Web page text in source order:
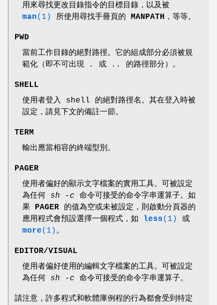
用來尋找更改目錄指令的目標目錄，以及被
man(1) 所使用尋找手冊頁的 MANPATH ，等等。
PWD
當前工作目錄的絕對路徑。它的組成部分必須被規
範化（即不可出現
. 或 .. 的路徑部分）。
SHELL
使用者登入 shell 的絕對路徑名。其在登入時被
設定，請見下文的備註一節。
TERM
輸出應當相容的終端型別。
PAGER
使用者偏好的顯示文字檔案的實用工具。可被設定
為任何 sh -c 命令可接受的命令字串運算子。如
果
PAGER 的值為空或未被設定，則啟動分頁器的
應用程式會預設選擇一個程式，如 less(1)
或
more(1) 。
EDITOR/VISUAL
使用者偏好使用的編輯文字檔案的工具。可被設定
為任何 sh -c 命令可接受的命令字串運算子。
請注意，許多程式和軟體庫例程的行為都會受到特定